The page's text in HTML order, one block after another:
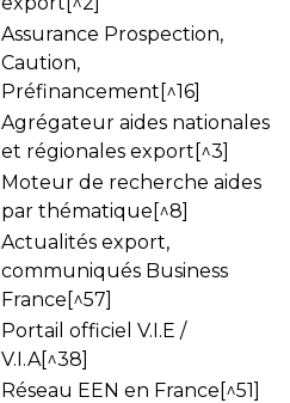
Assurance Prospection,
Caution,
Préfinancement[^16]
Agrégateur aides nationales
et régionales export[^3]
Moteur de recherche aides
par thématique[^8]
Actualités export,
communiqués Business
France[^57]
Portail officiel V.I.E /
V.I.A[^38]
Réseau EEN en France[^51]